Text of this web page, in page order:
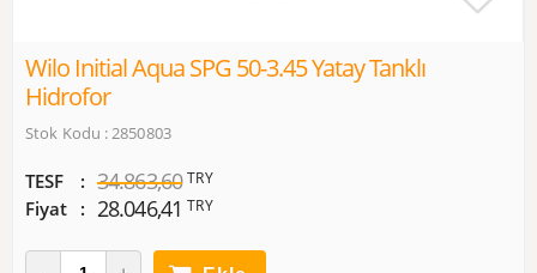
Wilo Initial Aqua SPG 50-3.45 Yatay Tanklı
Hidrofor
Stok Kodu : 2850803
TESF 34.863,60 TRY
Fiyat 28.046,41 TRY